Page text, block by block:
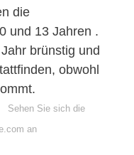
die
und 13 Jahren .
brünstig und
obwohl
Sehen Sie sich die
an